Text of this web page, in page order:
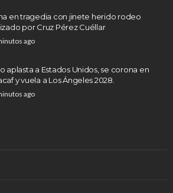
en tragedia con jinete herido rodeo
por Cruz Pérez Cuéllar
ago
aplasta a Estados Unidos, se corona en
y vuela a Los Ángeles 2028.
ago